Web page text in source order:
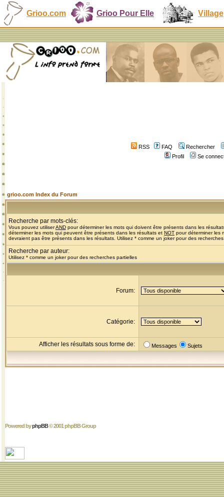
Grioo.com Grioo Pour Elle Village
RSS FAQ
Rechercher
Profil
Se
grioo.com Index du Forum
Recherche par mots-clés:
Vous pouvez utiliserAND pour déterminer les mots qui doivent être présents dans les
déterminer les mots qui peuvent être présents dans les résultats et NOT pour déterminer les
devraient pas être présents dans les résultats. Utilisez * comme un joker pour des
Recherche par auteur:
Utilisez * comme un joker pour des recherches partielles
Forum:
Catégorie:
Afficher les résultats sous forme de: Messages Sujets
Powered byphpBB© 2001 phpBB Group